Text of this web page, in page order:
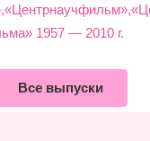
1957 — 2010 г.
Все выпуски